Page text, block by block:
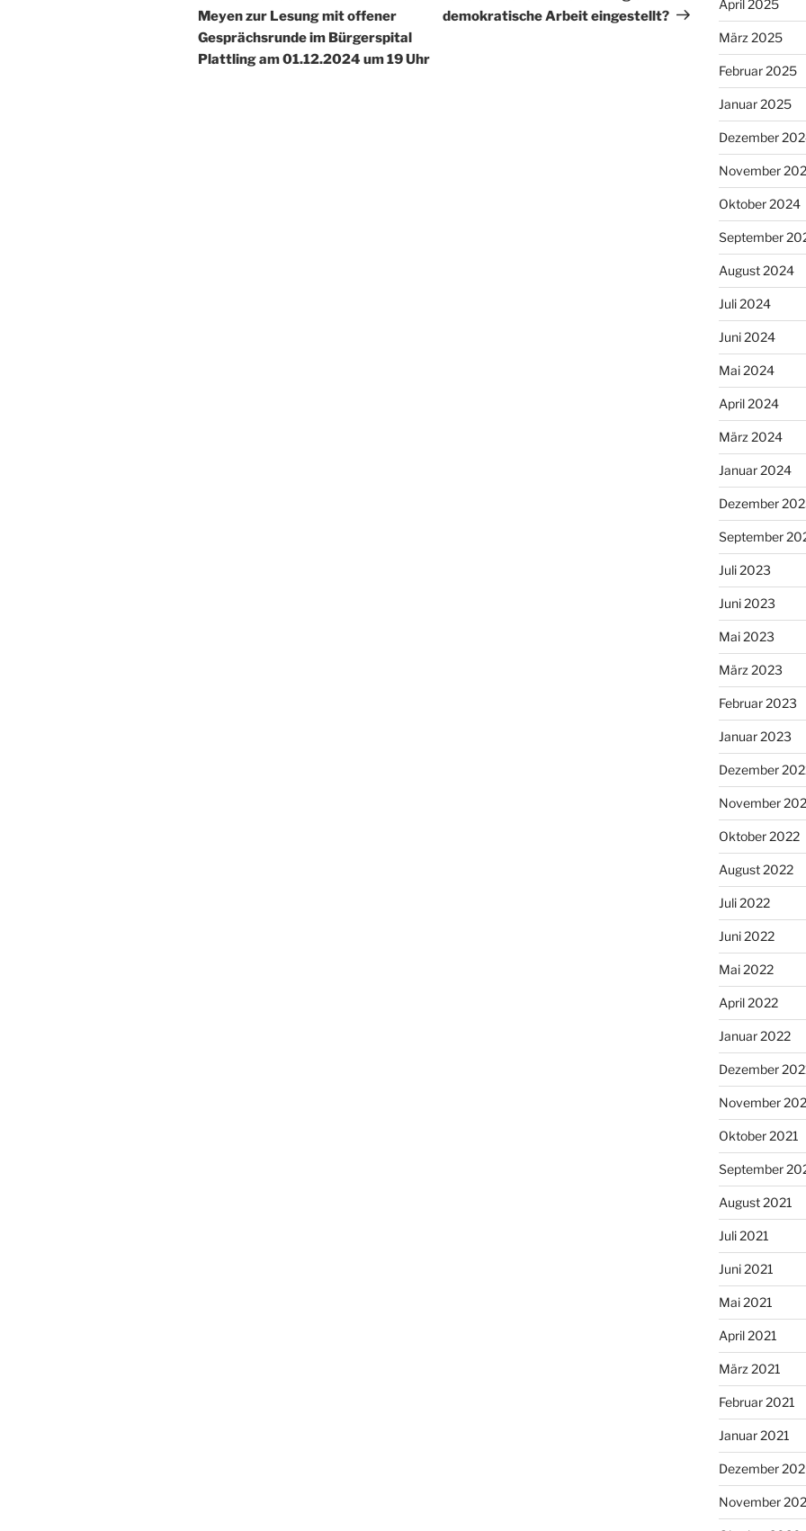
Meyen zur Lesung mit offener
Gesprächsrunde im Bürgerspital
Plattling am 01.12.2024 um 19 Uhr
demokratische Arbeit eingestellt?
April 2025
März 2025
Februar 2025
Januar 2025
Dezember
November
Oktober 2024
September
August 2024
Juli 2024
Juni 2024
Mai 2024
April 2024
März 2024
Januar 2024
Dezember
September
Juli 2023
Juni 2023
Mai 2023
März 2023
Februar 2023
Januar 2023
Dezember
November
Oktober 2022
August 2022
Juli 2022
Juni 2022
Mai 2022
April 2022
Januar 2022
Dezember
November
Oktober 2021
September
August 2021
Juli 2021
Juni 2021
Mai 2021
April 2021
März 2021
Februar 2021
Januar 2021
Dezember
November